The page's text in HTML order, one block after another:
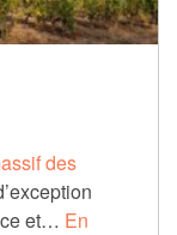
des
et… En